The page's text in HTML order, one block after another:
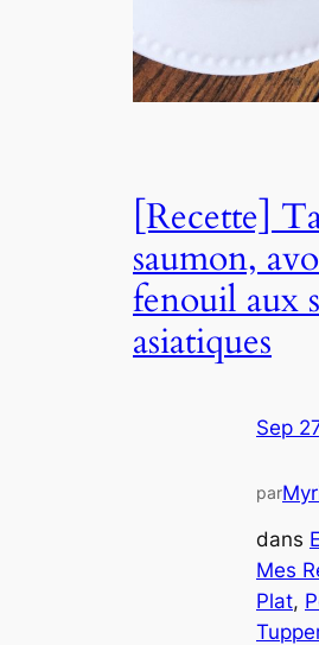
[Recette]
saumon,
fenouil aux
asiatiques
Sep
par
dans
Mes
Plat,